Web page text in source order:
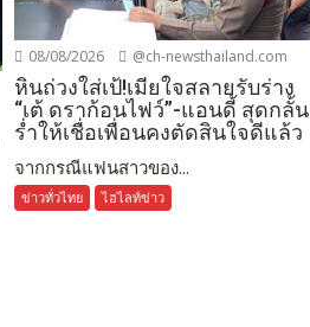
08/08/2026 @ch-newsthailand.com
หินถ่วงใส่เป้!เมียใจสลายรับร่าง
“เต้ ดราก้อนไฟว์”-แอนดี้ สุดกลั้น
ร่ำให้เชื่อเพื่อนคงตัดสินใจดีแล้ว
จากกรณีแฟนสาวของ...
ข่าวทั่วไทย ไฮไลท์ข่าว